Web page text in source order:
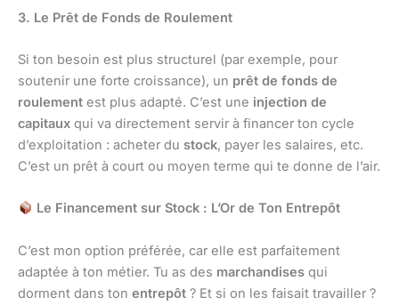
3. Le Prêt de Fonds de Roulement
Si ton besoin est plus structurel (par exemple, pour
soutenir une forte croissance), un prêt de fonds de
roulement est plus adapté. C’est une injection de
capitaux qui va directement servir à financer ton cycle
d’exploitation : acheter du stock, payer les salaires, etc.
C’est un prêt à court ou moyen terme qui te donne de l’air.
Le Financement sur Stock : L’Or de Ton Entrepôt
C’est mon option préférée, car elle est parfaitement
adaptée à ton métier. Tu as des marchandises qui
dorment dans ton entrepôt ? Et si on les faisait travailler ?